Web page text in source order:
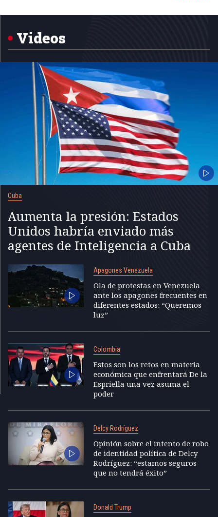
1
Videos
Cuba
Aumenta la presión: Estados
Unidos habría enviado más
agentes de Inteligencia a Cuba
Apagones Venezuela
Ola de protestas en Venezuela
ante los apagones frecuentes en
diferentes estados: “Queremos
luz”
Colombia
Estos son los retos en materia
económica que enfrentará De la
Espriella una vez asuma el
poder
Delcy Rodríguez
Opinión sobre el intento de robo
de identidad política de Delcy
Rodríguez: “estamos seguros
que no tendrá éxito”
Donald Trump